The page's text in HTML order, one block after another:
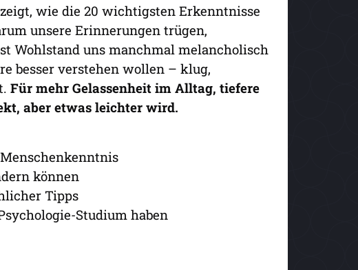
wie die 20 wichtigsten Erkenntnisse
unsere Erinnerungen trügen,
Wohlstand uns manchmal melancholisch
besser verstehen wollen – klug,
Für mehr Gelassenheit im Alltag, tiefere
aber etwas leichter wird.
können
Tipps
Studium haben